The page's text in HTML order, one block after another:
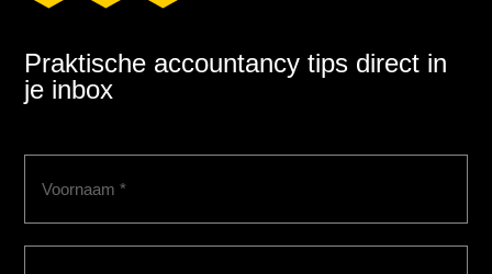
Praktische accountancy tips direct in
je inbox